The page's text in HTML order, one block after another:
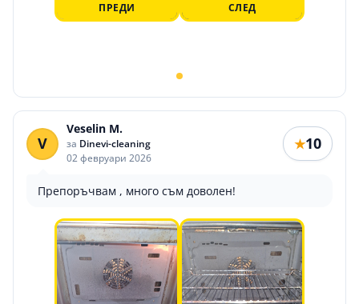
ПРЕДИ СЛЕД
V
Veselin M.
за Dinevi-cleaning
02 февруари 2026
★10
Препоръчвам , много съм доволен!